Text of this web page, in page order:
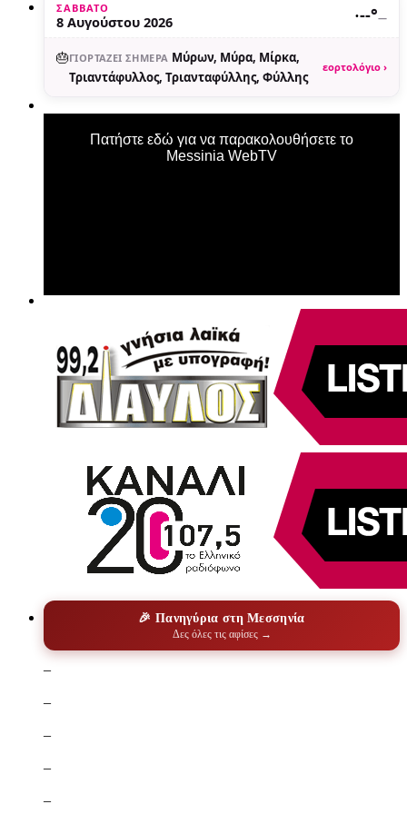
ΣΆΒΒΑΤΟ
8 Αυγούστου 2026 ·--°—
🎂ΓΙΟΡΤΆΖΕΙ ΣΉΜΕΡΑ Μύρων, Μύρα, Μίρκα,
Τριαντάφυλλος, Τριανταφύλλης, Φύλλης
εορτολόγιο ›
Πατήστε εδώ για να παρακολουθήσετε το
Messinia WebTV
🎉 Πανηγύρια στη Μεσσηνία
Δες όλες τις αφίσες →
–
–
–
–
–